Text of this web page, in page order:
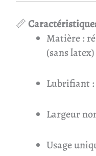
📏
Matière :
(sans latex)
Lubrifiant
Largeur
Usage